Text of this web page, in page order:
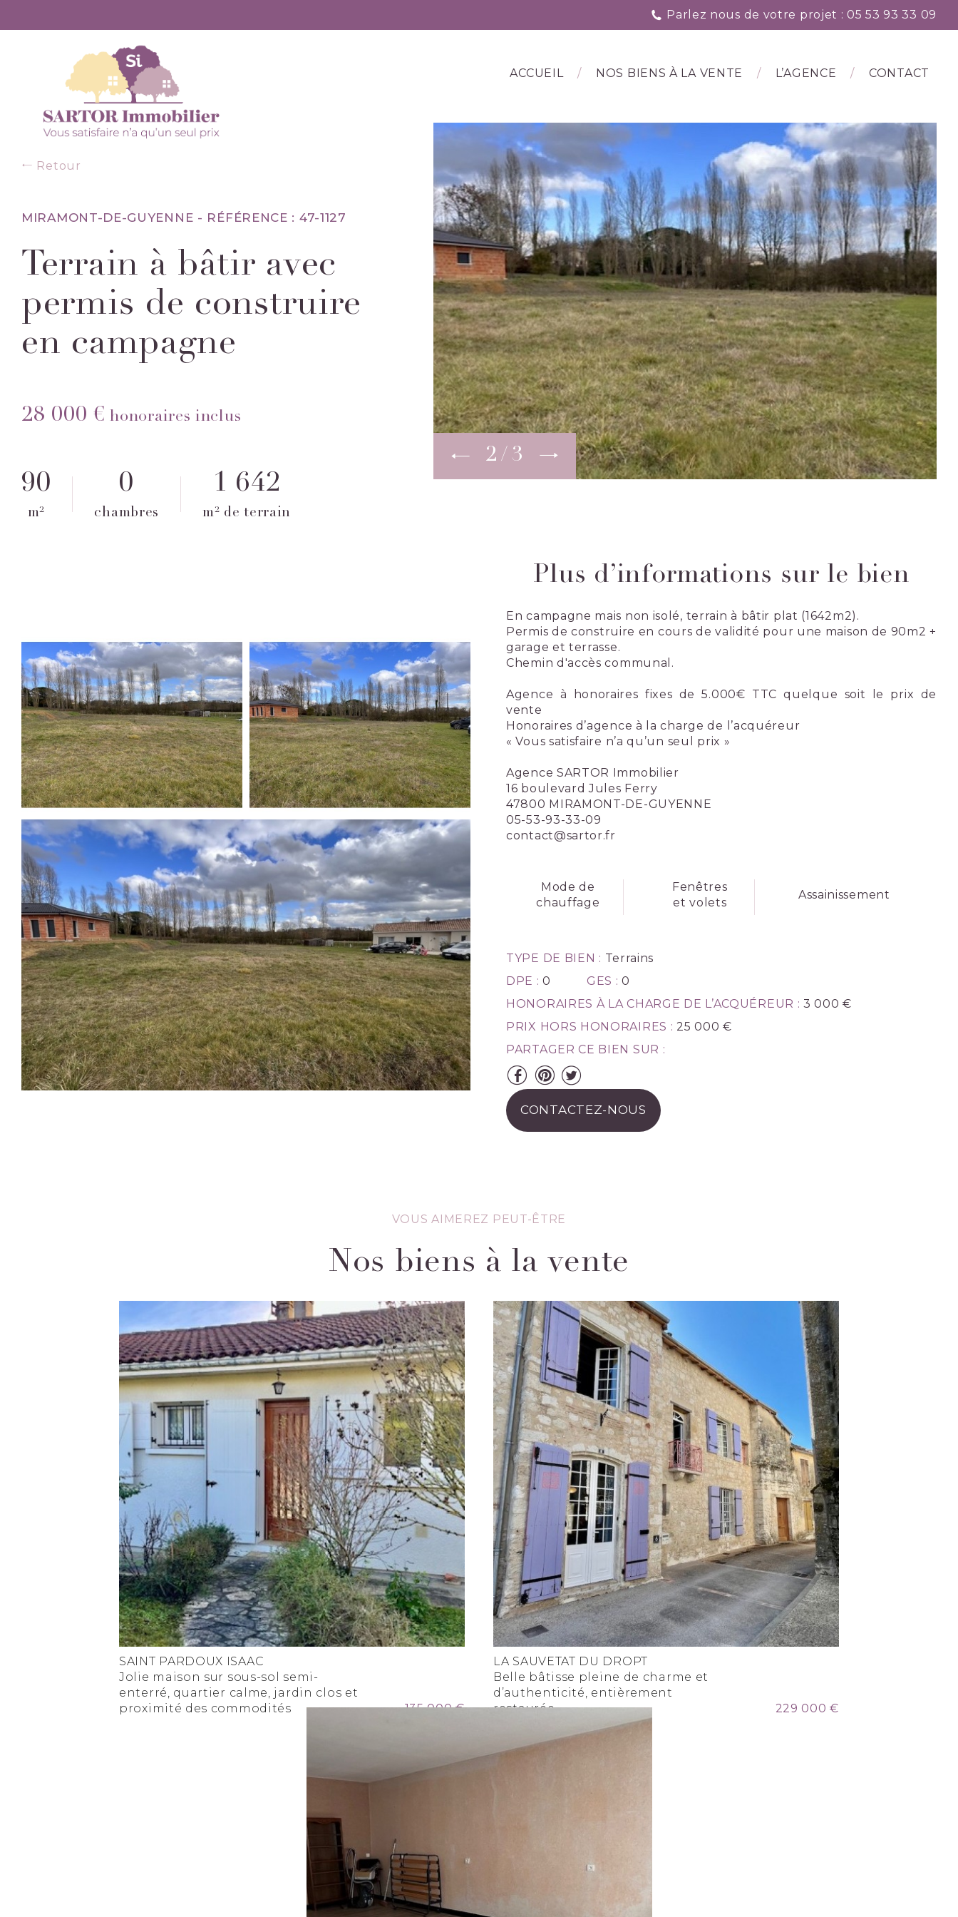
Parlez nous de votre projet : 05 53 93 33 09
ACCUEIL NOS BIENS À LA VENTE L’AGENCE CONTACT
Retour
MIRAMONT-DE-GUYENNE - RÉFÉRENCE : 47-1127
Terrain à bâtir avec
permis de construire
en campagne
28 000 € honoraires inclus
90
m²
0
chambres
1 642
m² de terrain
2 3
Plus d’informations sur le bien
En campagne mais non isolé, terrain à bâtir plat (1642m2).
Permis de construire en cours de validité pour une maison de 90m2 +
garage et terrasse.
Chemin d'accès communal.
Agence à honoraires fixes de 5.000€ TTC quelque soit le prix de
vente
Honoraires d’agence à la charge de l’acquéreur
« Vous satisfaire n’a qu’un seul prix »
Agence SARTOR Immobilier
16 boulevard Jules Ferry
47800 MIRAMONT-DE-GUYENNE
05-53-93-33-09
contact@sartor.fr
Mode de
chauffage
Fenêtres
et volets
Assainissement
TYPE DE BIEN : Terrains
DPE :0 GES :0
HONORAIRES À LA CHARGE DE L’ACQUÉREUR :3 000 €
PRIX HORS HONORAIRES : 25 000 €
PARTAGER CE BIEN SUR :
CONTACTEZ-NOUS
VOUS AIMEREZ PEUT-ÊTRE
Nos biens à la vente
SAINT PARDOUX ISAAC
Jolie maison sur sous-sol semi-
enterré, quartier calme, jardin clos et
proximité des commodités
135 000 €
LA SAUVETAT DU DROPT
Belle bâtisse pleine de charme et
d’authenticité, entièrement
restaurée
229 000 €